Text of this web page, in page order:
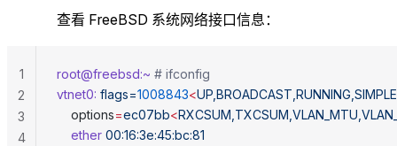
查看 FreeBSD 系统网络接口信息：
root@freebsd:~ # ifconfig
vtnet0: flags=1008843<
	options
=ec07bb<
	ether
00:16:3e:45:bc:81
1
2
3
4